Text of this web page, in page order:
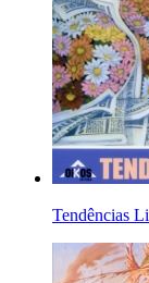
Tendências